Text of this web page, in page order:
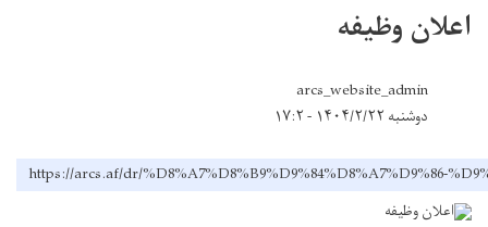
اعلان وظیفه
arcs_website_admin
دوشنبه ۱۴۰۴/۲/۲۲ - ۱۷:۲
https://arcs.af/dr/%D8%A7%D8%B9%D9%84%D8%A7%D9%86-